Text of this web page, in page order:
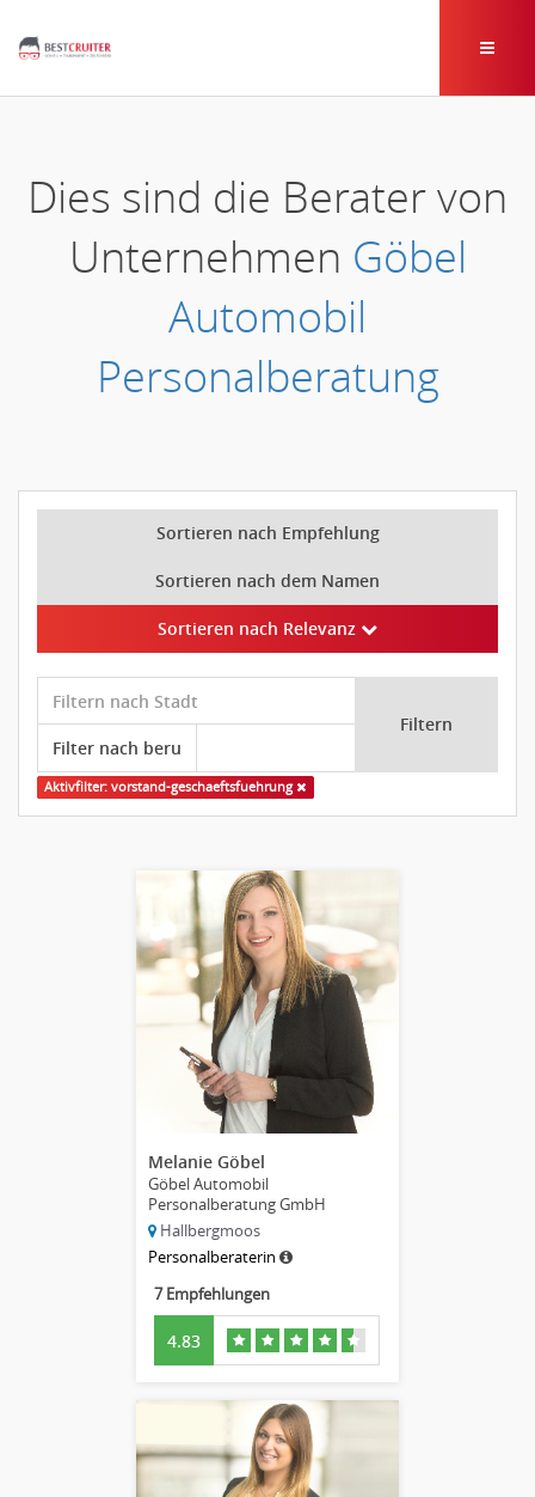
Dies sind die Berater von
Unternehmen Göbel
Automobil
Personalberatung
Sortieren nach Empfehlung
Sortieren nach dem Namen
Sortieren nach Relevanz
Filtern
Aktivfilter: vorstand-geschaeftsfuehrung
Melanie Göbel
Göbel Automobil
Personalberatung GmbH
Hallbergmoos
Personalberaterin
7 Empfehlungen
4.83